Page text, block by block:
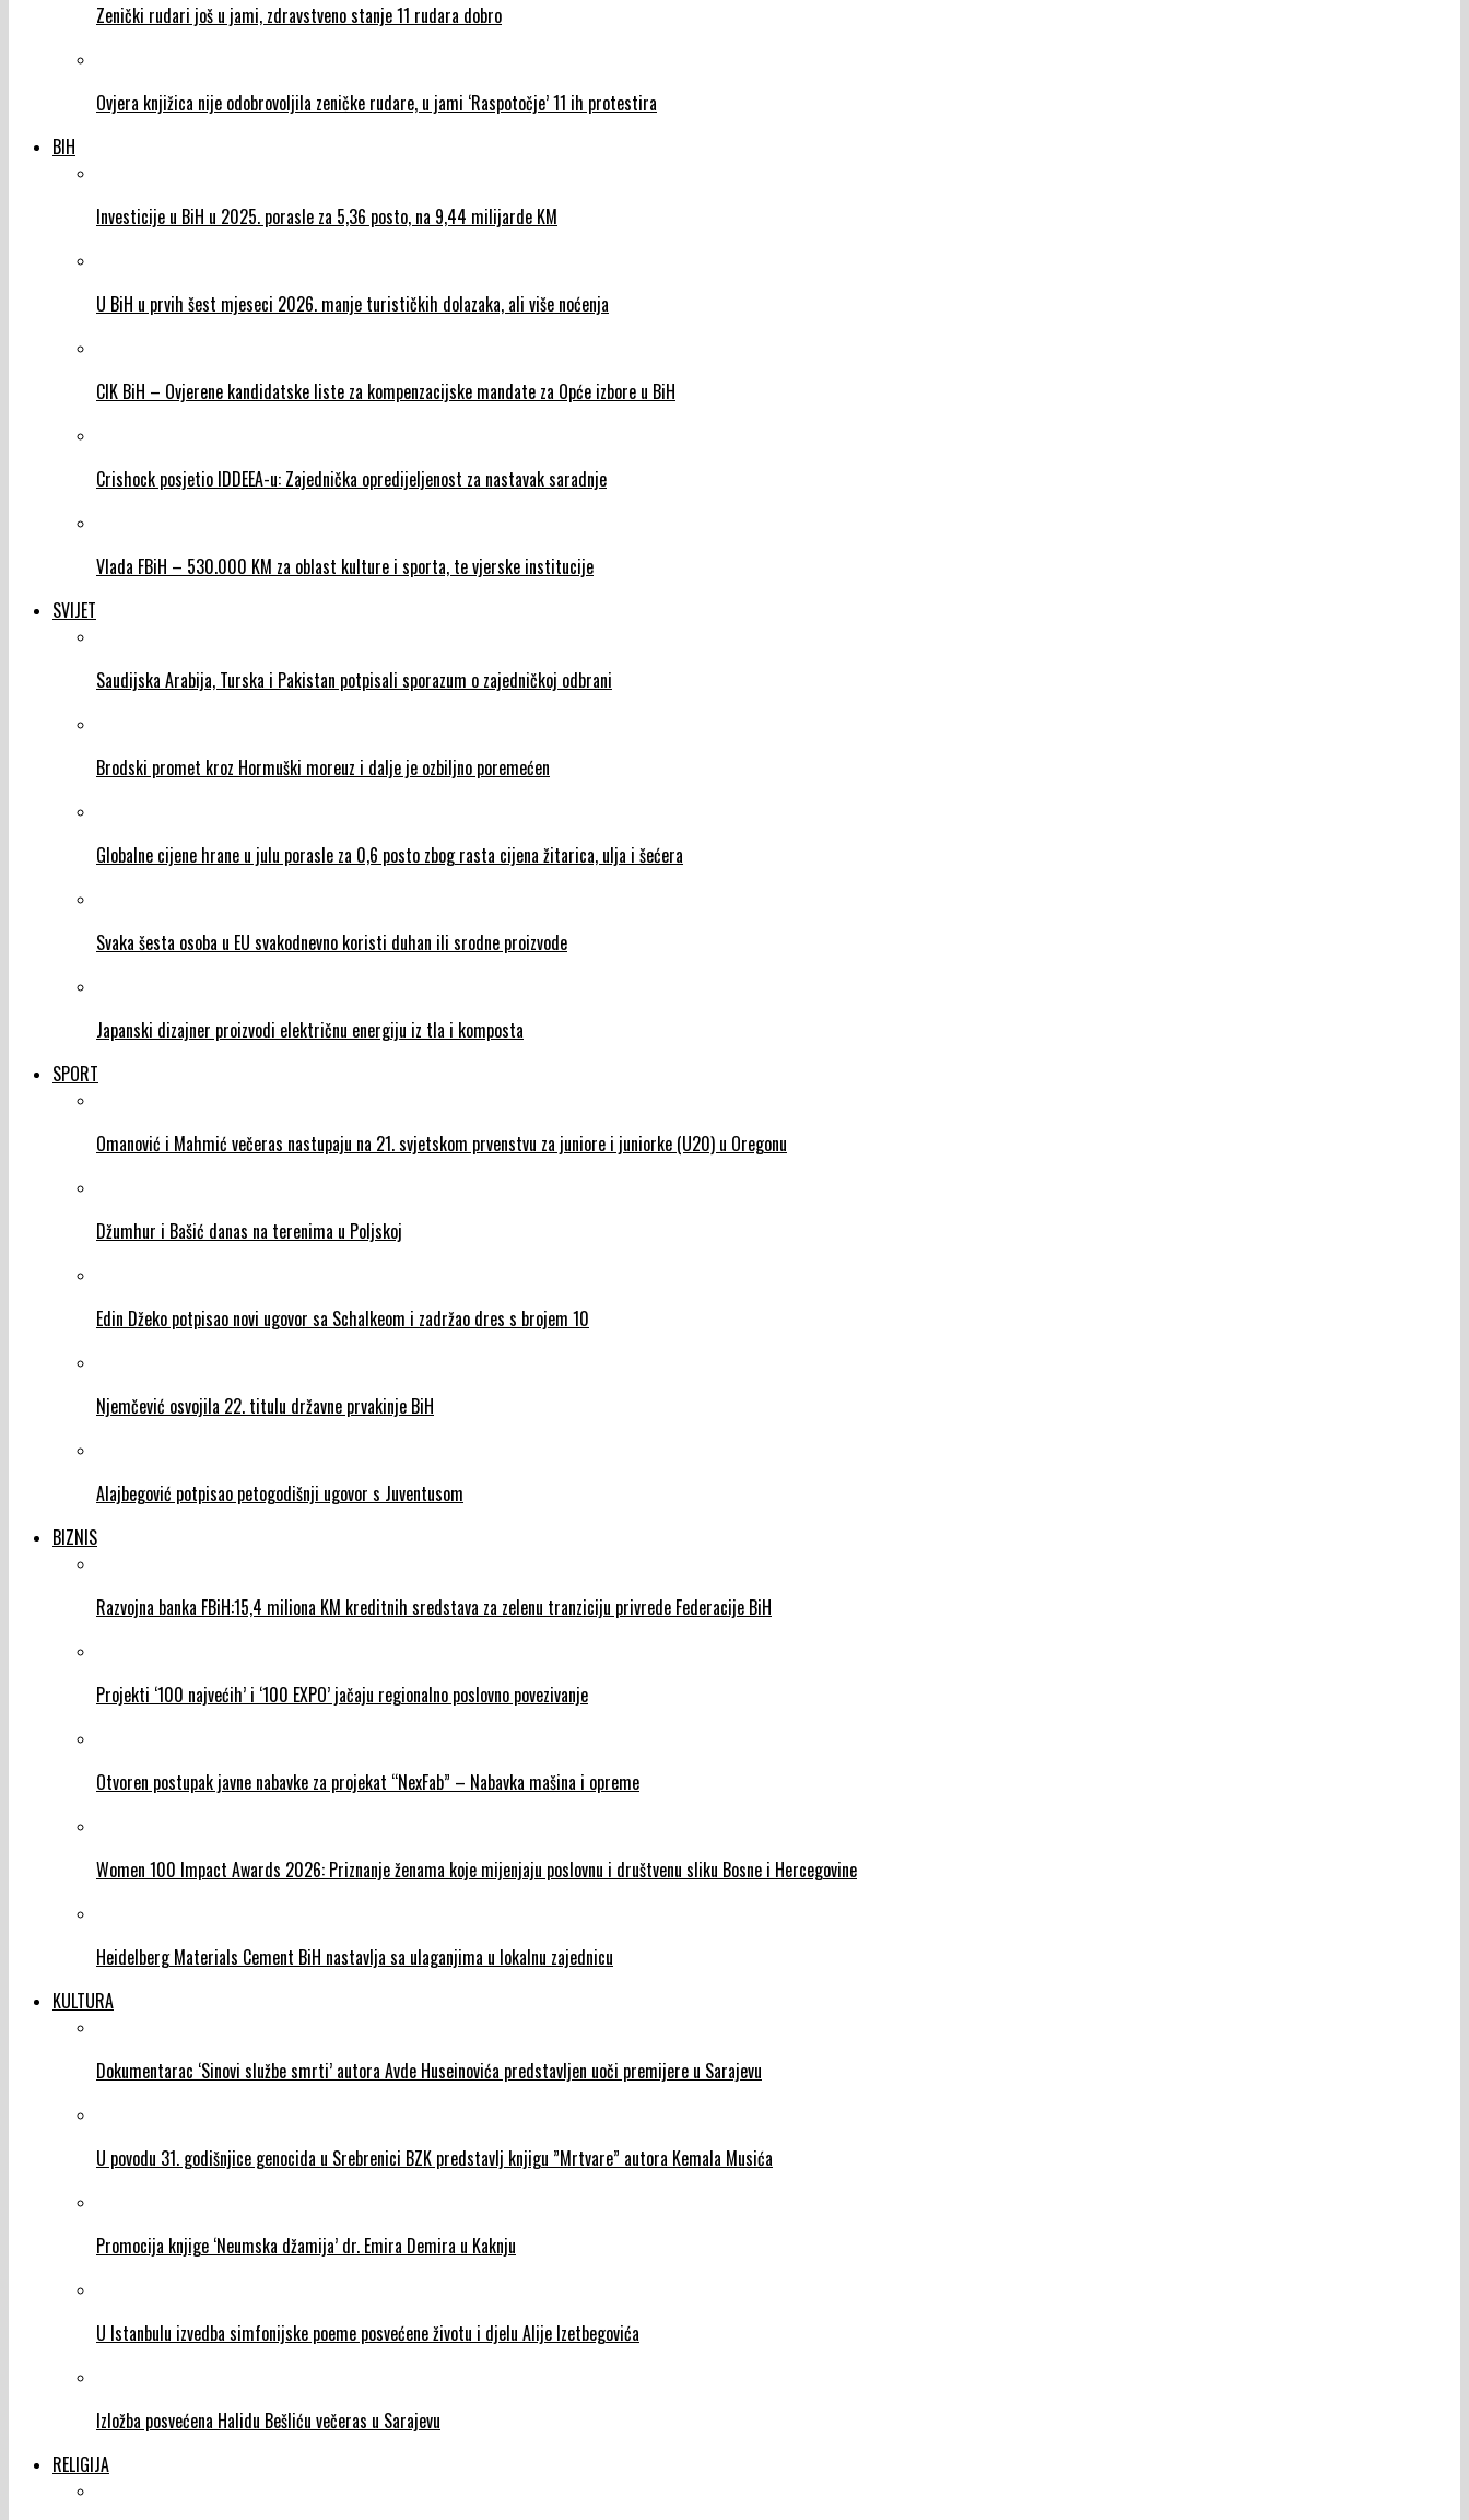
Zenički rudari još u jami, zdravstveno stanje 11 rudara dobro
Ovjera knjižica nije odobrovoljila zeničke rudare, u jami ‘Raspotočje’ 11 ih protestira
BIH
Investicije u BiH u 2025. porasle za 5,36 posto, na 9,44 milijarde KM
U BiH u prvih šest mjeseci 2026. manje turističkih dolazaka, ali više noćenja
CIK BiH – Ovjerene kandidatske liste za kompenzacijske mandate za Opće izbore u BiH
Crishock posjetio IDDEEA-u: Zajednička opredijeljenost za nastavak saradnje
Vlada FBiH – 530.000 KM za oblast kulture i sporta, te vjerske institucije
SVIJET
Saudijska Arabija, Turska i Pakistan potpisali sporazum o zajedničkoj odbrani
Brodski promet kroz Hormuški moreuz i dalje je ozbiljno poremećen
Globalne cijene hrane u julu porasle za 0,6 posto zbog rasta cijena žitarica, ulja i šećera
Svaka šesta osoba u EU svakodnevno koristi duhan ili srodne proizvode
Japanski dizajner proizvodi električnu energiju iz tla i komposta
SPORT
Omanović i Mahmić večeras nastupaju na 21. svjetskom prvenstvu za juniore i juniorke (U20) u Oregonu
Džumhur i Bašić danas na terenima u Poljskoj
Edin Džeko potpisao novi ugovor sa Schalkeom i zadržao dres s brojem 10
Njemčević osvojila 22. titulu državne prvakinje BiH
Alajbegović potpisao petogodišnji ugovor s Juventusom
BIZNIS
Razvojna banka FBiH:15,4 miliona KM kreditnih sredstava za zelenu tranziciju privrede Federacije BiH
Projekti ‘100 najvećih’ i ‘100 EXPO’ jačaju regionalno poslovno povezivanje
Otvoren postupak javne nabavke za projekat “NexFab” – Nabavka mašina i opreme
Women 100 Impact Awards 2026: Priznanje ženama koje mijenjaju poslovnu i društvenu sliku Bosne i Hercegovine
Heidelberg Materials Cement BiH nastavlja sa ulaganjima u lokalnu zajednicu
KULTURA
Dokumentarac ‘Sinovi službe smrti’ autora Avde Huseinovića predstavljen uoči premijere u Sarajevu
U povodu 31. godišnjice genocida u Srebrenici BZK predstavlj knjigu ”Mrtvare” autora Kemala Musića
Promocija knjige ‘Neumska džamija’ dr. Emira Demira u Kaknju
U Istanbulu izvedba simfonijske poeme posvećene životu i djelu Alije Izetbegovića
Izložba posvećena Halidu Bešliću večeras u Sarajevu
RELIGIJA